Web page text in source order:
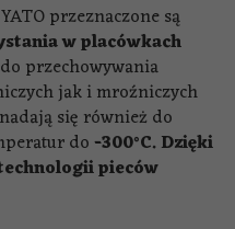
przeznaczone są
w placówkach
do przechowywania
jak i mroźniczych
się również do
do-300°C.Dzięki
pieców